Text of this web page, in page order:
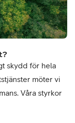
skydd för hela
möter vi
Våra styrkor